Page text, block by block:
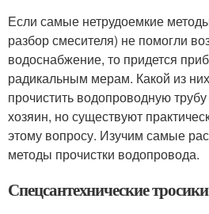
Если самые нетрудоемкие
разбор смесителя) не помогли
водоснабжение, то придется
радикальным мерам. Какой из
прочистить водопроводную
хозяин, но существуют
этому вопросу. Изучим самые
методы прочистки водопровода.
Спецсантехнические тросики